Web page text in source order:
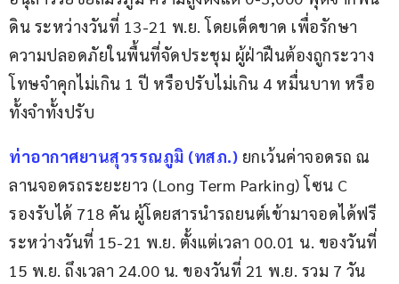
ดิน ระหว่างวันที่ 13-21 พ.ย. โดยเด็ดขาด เพื่อรักษา
ความปลอดภัยในพื้นที่จัดประชุม ผู้ฝ่าฝืนต้องถูกระวาง
โทษจำคุกไม่เกิน 1 ปี หรือปรับไม่เกิน 4 หมื่นบาท หรือ
ทั้งจำทั้งปรับ
ท่าอากาศยานสุวรรณภูมิ (ทสภ.) ยกเว้นค่าจอดรถ ณ
ลานจอดรถระยะยาว (Long Term Parking) โซน C
รองรับได้ 718 คัน ผู้โดยสารนำรถยนต์เข้ามาจอดได้ฟรี
ระหว่างวันที่ 15-21 พ.ย. ตั้งแต่เวลา 00.01 น. ของวันที่
15 พ.ย. ถึงเวลา 24.00 น. ของวันที่ 21 พ.ย. รวม 7 วัน